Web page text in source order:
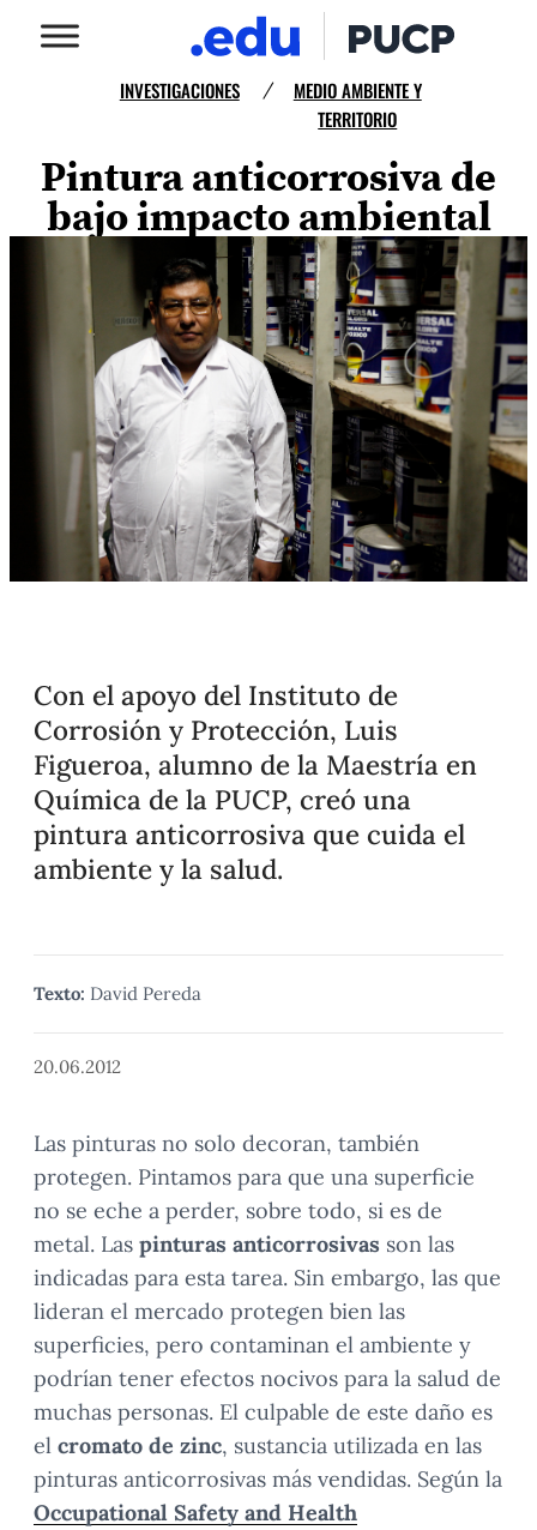
INVESTIGACIONES /
MEDIO AMBIENTE Y
TERRITORIO
Pintura anticorrosiva de
bajo impacto ambiental
Con el apoyo del Instituto de
Corrosión y Protección, Luis
Figueroa, alumno de la Maestría en
Química de la PUCP, creó una
pintura anticorrosiva que cuida el
ambiente y la salud.
Texto: David Pereda
20.06.2012
Las pinturas no solo decoran, también
protegen. Pintamos para que una superficie
no se eche a perder, sobre todo, si es de
metal. Las pinturas anticorrosivas son las
indicadas para esta tarea. Sin embargo, las que
lideran el mercado protegen bien las
superficies, pero contaminan el ambiente y
podrían tener efectos nocivos para la salud de
muchas personas. El culpable de este daño es
el cromato de zinc, sustancia utilizada en las
pinturas anticorrosivas más vendidas. Según la
Occupational Safety and Health